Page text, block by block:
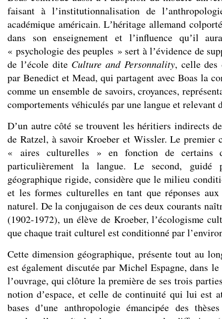
faisant à lʼinstitutionnalisation de
académique américain. Lʼhéritage allemand
dans son enseignement et lʼinfluence quʼil
« psychologie des peuples » sert à lʼévidence de
de lʼécole dite Culture and Personnality, celle des
par Benedict et Mead, qui partagent avec Boas la
comme un ensemble de savoirs, croyances,
comportements véhiculés par une langue et relevant
Dʼun autre côté se trouvent les héritiers indirects
de Ratzel, à savoir Kroeber et Wissler. Le premier
« aires culturelles » en fonction de certains
particulièrement la langue. Le second, guidé
géographique rigide, considère que le milieu
et les formes culturelles en tant que réponses
naturel. De la conjugaison de ces deux courants
(1902-1972), un élève de Kroeber, lʼécologisme
que chaque trait culturel est conditionné par
Cette dimension géographique, présente tout au
est également discutée par Michel Espagne, dans
lʼouvrage, qui clôture la première de ses trois
notion dʼespace, et celle de continuité qui lui est
bases dʼune anthropologie émancipée des